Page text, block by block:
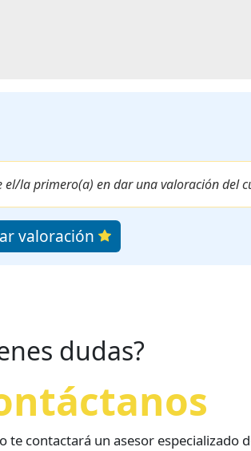
el/la primero(a) en dar una valoración del
valoración
dudas?
te contactará un asesor especializado